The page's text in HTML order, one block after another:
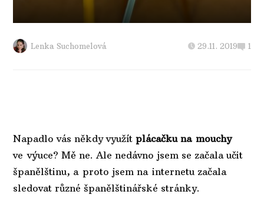
Lenka Suchomelová 29.11. 2019 1
Napadlo vás někdy využítplácačku na mouchy
ve výuce? Mě ne. Ale nedávno jsem se začala učit
španělštinu, a proto jsem na internetu začala
sledovat různé španělštinářské stránky.